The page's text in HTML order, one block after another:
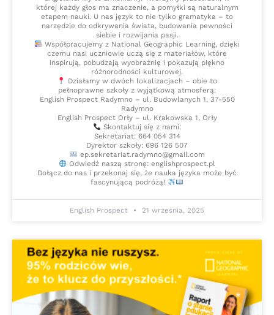
której każdy głos ma znaczenie, a pomyłki są naturalnym
etapem nauki. U nas język to nie tylko gramatyka – to
narzędzie do odkrywania świata, budowania pewności
siebie i rozwijania pasji.
Współpracujemy z National Geographic Learning, dzięki
czemu nasi uczniowie uczą się z materiałów, które
inspirują, pobudzają wyobraźnię i pokazują piękno
różnorodności kulturowej.
Działamy w dwóch lokalizacjach – obie to
pełnoprawne szkoły z wyjątkową atmosferą:
English Prospect Radymno – ul. Budowlanych 1, 37-550
Radymno
English Prospect Orły – ul. Krakowska 1, Orły
Skontaktuj się z nami:
Sekretariat: 664 054 314
Dyrektor szkoły: 696 126 507
ep.sekretariat.radymno@gmail.com
Odwiedź naszą stronę: englishprospect.pl
Dołącz do nas i przekonaj się, że nauka języka może być
fascynującą podróżą!
English Prospect 21 września, 2025